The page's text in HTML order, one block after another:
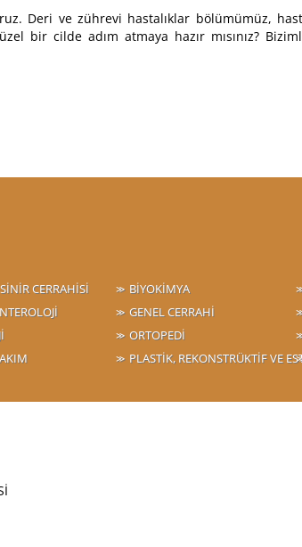
Deri ve zührevi hastalıklar bölümümüz,
bir cilde adım atmaya hazır mısınız?
CERRAHİSİ BİYOKİMYA
GENEL CERRAHİ
ORTOPEDİ
PLASTİK, REKONSTRÜKTİF VE